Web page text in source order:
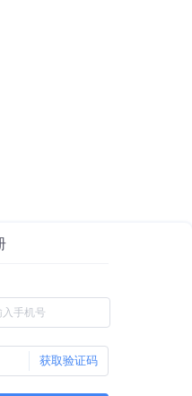
获取验证码